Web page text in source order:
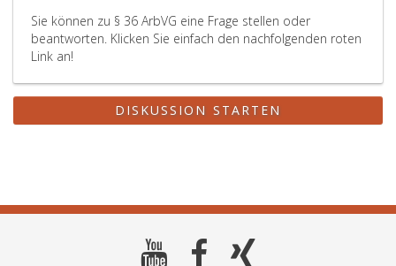
Sie können zu § 36 ArbVG eine Frage stellen oder
beantworten. Klicken Sie einfach den nachfolgenden roten
Link an!
DISKUSSION STARTEN